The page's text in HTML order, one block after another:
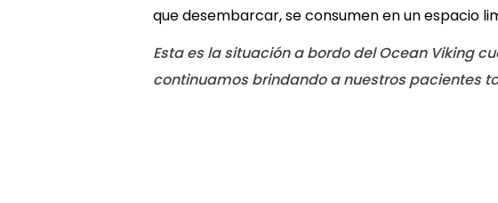
que desembarcar, se consumen en un espacio
Esta es la situación a bordo del Ocean Viking
continuamos brindando a nuestros pacientes